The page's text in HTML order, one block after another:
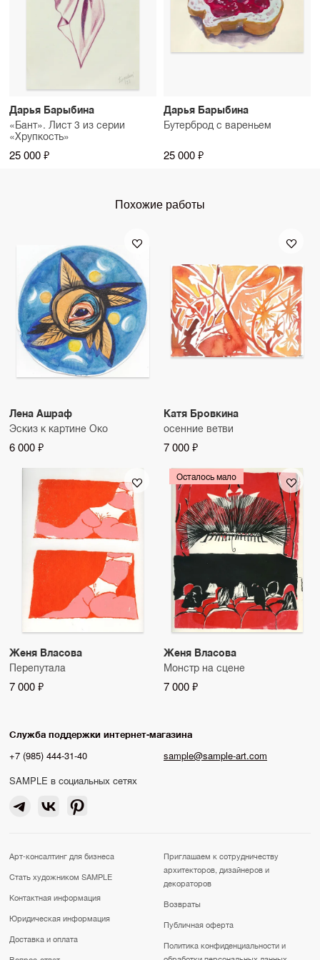
Дарья Барыбина
«Бант». Лист 3 из серии
«Хрупкость»
25 000 ₽
Дарья Барыбина
Бутерброд с вареньем
25 000 ₽
Похожие работы
Лена Ашраф
Эскиз к картине Око
6 000 ₽
Катя Бровкина
осенние ветви
7 000 ₽
Женя Власова
Перепутала
7 000 ₽
Осталось мало
Женя Власова
Монстр на сцене
7 000 ₽
Служба поддержки интернет-магазина
+7 (985) 444-31-40
sample@sample-art.com
SAMPLE в социальных сетях
Арт-консалтинг для бизнеса
Стать художником SAMPLE
Контактная информация
Юридическая информация
Доставка и оплата
Приглашаем к сотрудничеству
архитекторов, дизайнеров и
декораторов
Возвраты
Публичная оферта
Политика конфиденциальности и